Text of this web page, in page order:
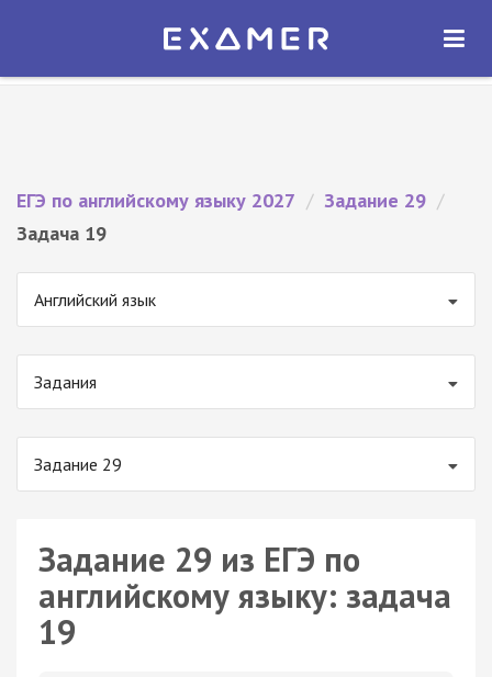
Экзамер — ЕГЭ 2027
ОТКРЫТЬ
ЕГЭ по английскому языку 2027 / Задание 29 /
Задача 19
Английский язык
Задания
Задание 29
Задание 29 из ЕГЭ по
английскому языку: задача
19